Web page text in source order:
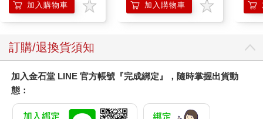
加入購物車 加入購物車
訂購/退換貨須知
加入金石堂 LINE 官方帳號『完成綁定』，隨時掌握出貨動
態：